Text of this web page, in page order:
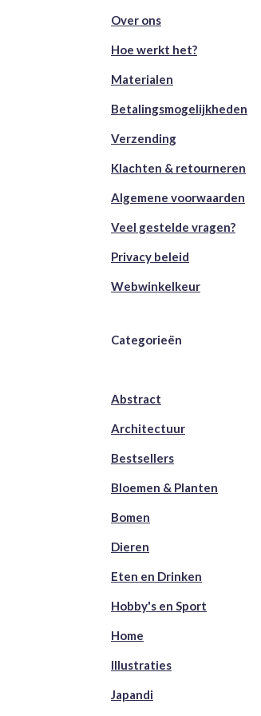
Over ons
Hoe werkt het?
Materialen
Betalingsmogelijkheden
Verzending
Klachten & retourneren
Algemene voorwaarden
Veel gestelde vragen?
Privacy beleid
Webwinkelkeur
Categorieën
Abstract
Architectuur
Bestsellers
Bloemen & Planten
Bomen
Dieren
Eten en Drinken
Hobby's en Sport
Home
Illustraties
Japandi